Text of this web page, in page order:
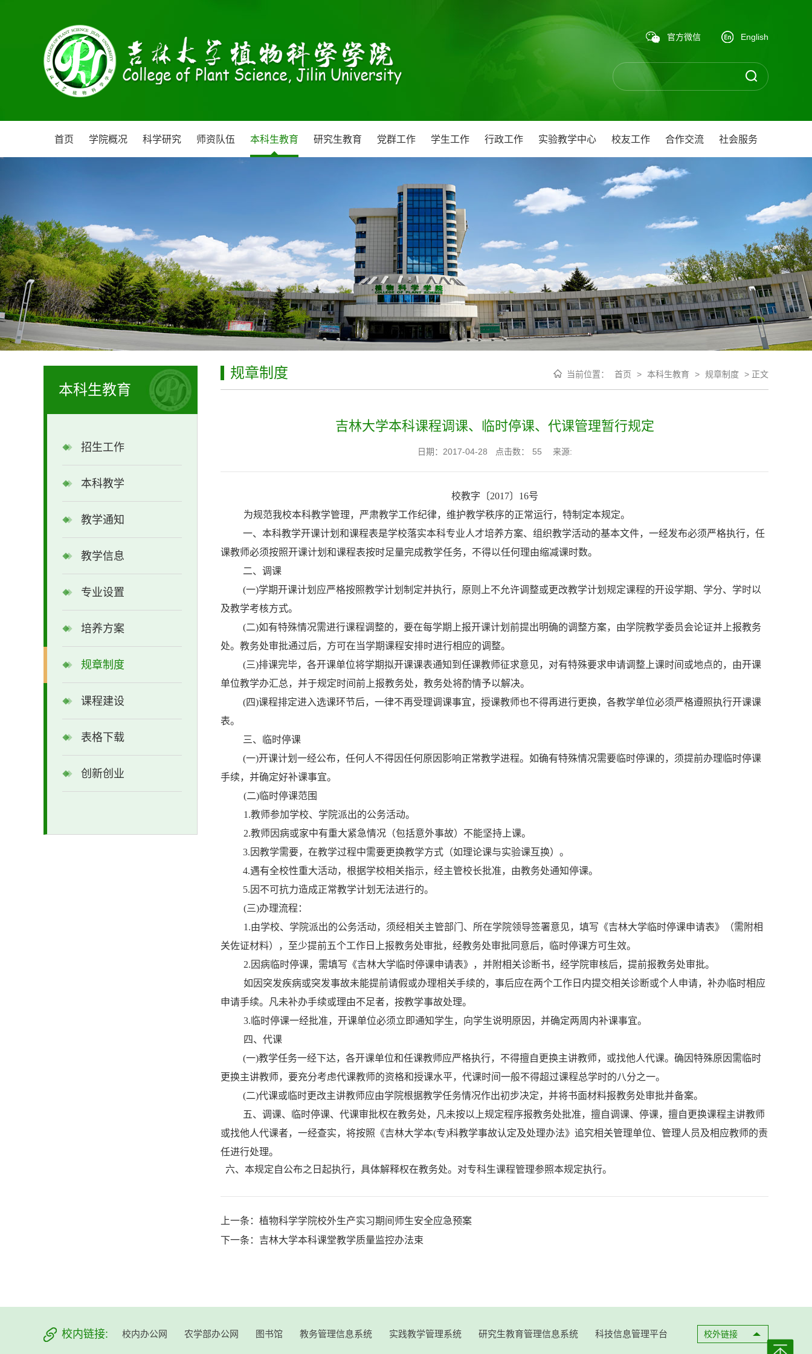
官方微信 English
首页 学院概况 科学研究 师资队伍 本科生教育 研究生教育 党群工作 学生工作 行政工作 实验教学中心 校友工作 合作交流 社会服务
本科生教育
招生工作
本科教学
教学通知
教学信息
专业设置
培养方案
规章制度
课程建设
表格下载
创新创业
规章制度 当前位置： 首页 > 本科生教育 > 规章制度 > 正文
吉林大学本科课程调课、临时停课、代课管理暂行规定
日期：2017-04-28 点击数： 55 来源:
校教字〔2017〕 16号
为规范我校本科教学管理，严肃教学工作纪律，维护教学秩序的正常运行，特制定本规定。
一、本科教学开课计划和课程表是学校落实本科专业人才培养方案、组织教学活动的基本文件，一经发布必须严格执行，任
课教师必须按照开课计划和课程表按时足量完成教学任务，不得以任何理由缩减课时数。
二、调课
(一)学期开课计划应严格按照教学计划制定并执行，原则上不允许调整或更改教学计划规定课程的开设学期、学分、学时以
及教学考核方式。
(二)如有特殊情况需进行课程调整的，要在每学期上报开课计划前提出明确的调整方案，由学院教学委员会论证并上报教务
处。教务处审批通过后，方可在当学期课程安排时进行相应的调整。
(三)排课完毕，各开课单位将学期拟开课课表通知到任课教师征求意见，对有特殊要求申请调整上课时间或地点的，由开课
单位教学办汇总，并于规定时间前上报教务处，教务处将酌情予以解决。
(四)课程排定进入选课环节后，一律不再受理调课事宜，授课教师也不得再进行更换，各教学单位必须严格遵照执行开课课
表。
三、临时停课
(一)开课计划一经公布，任何人不得因任何原因 影响正常教学进程。如确有特殊情况需要临时停课的，须提前办理临时停课
手续，并确定好补课事宜。
(二) 临时停课范围
1.教师参加学校、学院派出的公务活动。
2.教师因病或家中有重大紧急情况（包括意外事故）不能坚持上课。
3.因教学需要，在教学过程中需要更换教学方式（如理论课与实验课互换）。
4.遇有全校性重大活动，根据学校相关指示，经主管校长批准，由教务处通知停课。
5.因不可抗力造成正常教学计划无法进行的。
(三)办理流程：
1.由学校、学院派出的公务活动，须经相关主管部门、所在学院领导签署意见，填写《吉林大学临时停课申请表》（需附相
关佐证材料），至少提前五个工作日上报教务处审批，经教务处审批同意后，临时停课方可生效。
2.因病临时停课，需填写《吉林大学临时停课申请表》，并附相关诊断书，经学院审核后，提前报教务处审批。
如因突发疾病或突发事故未能提前请假或办理相关手续的，事后应在两个工作日内提交相关诊断或个人申请，补办临时相应
申请手续。凡未补办手续或理由不足者，按教学事故处理。
3. 临时停课一经批准，开课单位必须立即通知学生，向学生说明原因，并确定两周内补课事宜。
四、代课
(一)教学任务一经下达，各开课单位和任课教师应严格执行，不得擅自更换主讲教师，或找他人代课。确因特殊原因需临时
更换主讲教师，要充分考虑代课教师的资格和授课水平，代课时间一般不得超过课程总学时的八分之一。
(二)代课或临时更改主讲教师应由学院根据教学任务情况作出初步决定，并将书面材料报教务处审批并备案。
五、调课、临时停课、代课审批权在教务处，凡未按以上规定程序报教务处批准，擅自调课、停课，擅自更换课程主讲教师
或找他人代课者，一经查实，将按照《吉林大学本(专)科教学事故认定及处理办法》追究相关管理单位、管理人员及相应教师的责
任进行处理。
六、本规定自公布之日起执行，具体解释权在教务处。对专科生课程管理参照本规定执行。
上一条： 植物科学学院校外生产实习期间师生安全应急预案
下一条： 吉林大学本科课堂教学质量监控办法束
校内链接: 校内办公网 农学部办公网 图书馆 教务管理信息系统 实践教学管理系统 研究生教育管理信息系统 科技信息管理平台 校外链接